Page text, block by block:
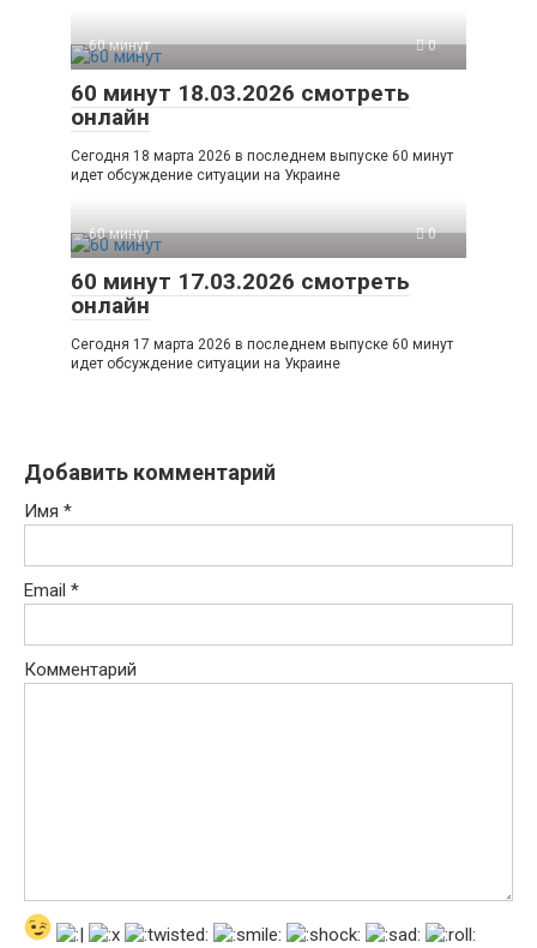
60 минут 0
60 минут 18.03.2026 смотреть
онлайн
Сегодня 18 марта 2026 в последнем выпуске 60 минут
идет обсуждение ситуации на Украине
60 минут 0
60 минут 17.03.2026 смотреть
онлайн
Сегодня 17 марта 2026 в последнем выпуске 60 минут
идет обсуждение ситуации на Украине
Добавить комментарий
Имя *
Email *
Комментарий